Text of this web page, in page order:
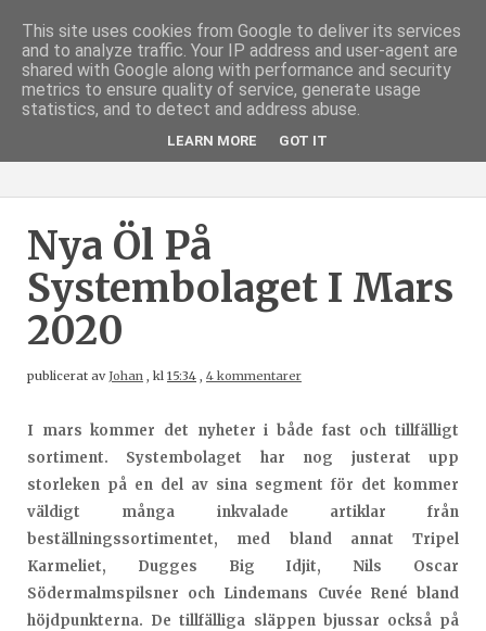
Nya Öl På
Systembolaget I Mars
2020
publicerat avJohan , kl 15:34 , 4 kommentarer
I mars kommer det nyheter i både fast och tillfälligt
sortiment. Systembolaget har nog justerat upp
storleken på en del av sina segment för det kommer
väldigt många inkvalade artiklar från
beställningssortimentet, med bland annat Tripel
Karmeliet, Dugges Big Idjit, Nils Oscar
Södermalmspilsner och Lindemans Cuvée René bland
höjdpunkterna. De tillfälliga släppen bjussar också på
This site uses cookies from Google to deliver its services
and to analyze traffic. Your IP address and user-agent are
shared with Google along with performance and security
metrics to ensure quality of service, generate usage
statistics, and to detect and address abuse.
LEARN MORE GOT IT